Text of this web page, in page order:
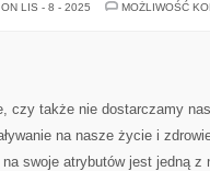
LIS - 8 - 2025
MOŻLIWOŚĆ
czy także nie dostarczamy
na nasze życie i
swoje atrybutów jest jedną z